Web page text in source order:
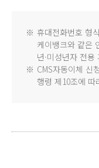
※ 휴대전화번호 형
케이뱅크와 같은
년·미성년자 전
※ CMS자동이체 신
행령 제10조에 따